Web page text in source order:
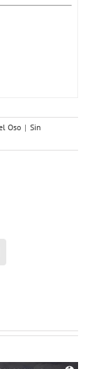
Oso | Sin